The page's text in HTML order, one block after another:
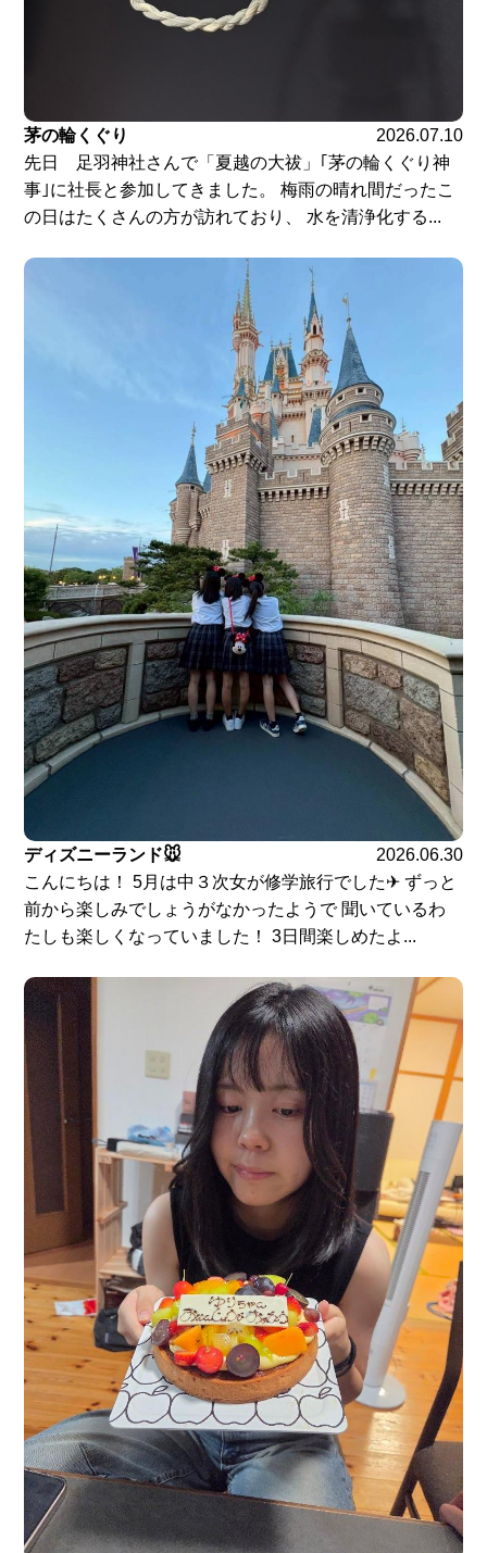
茅の輪くぐり
2026.07.10
先日 足羽神社さんで「夏越の大祓」｢茅の輪くぐり神
事｣に社長と参加してきました。 梅雨の晴れ間だったこ
の日はたくさんの方が訪れており、 水を清浄化する...
ディズニーランド🐭
2026.06.30
こんにちは！ 5月は中３次女が修学旅行でした✈ ずっと
前から楽しみでしょうがなかったようで 聞いているわ
たしも楽しくなっていました！ 3日間楽しめたよ...